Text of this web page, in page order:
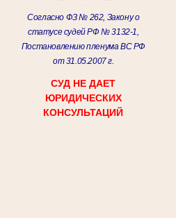
Согласно ФЗ № 262, Закону о
статусе судей РФ № 3132-1,
Постановлению пленума ВС РФ
от 31.05.2007 г.
СУД НЕ ДАЕТ
ЮРИДИЧЕСКИХ
КОНСУЛЬТАЦИЙ